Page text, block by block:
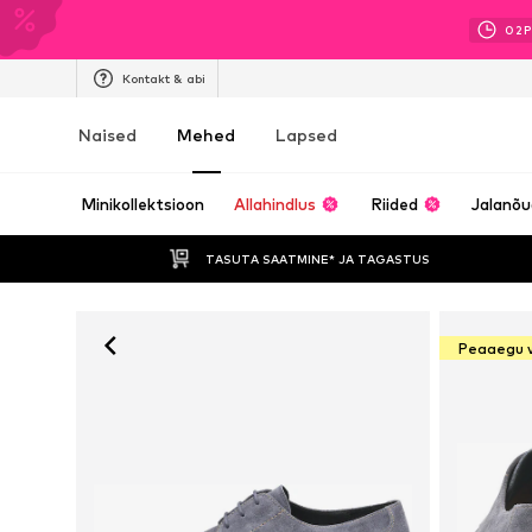
02P
Kontakt & abi
Naised Mehed Lapsed
Minikollektsioon Allahindlus Riided
TASUTA SAATMINE* JA TAGASTUS
Peaaegu